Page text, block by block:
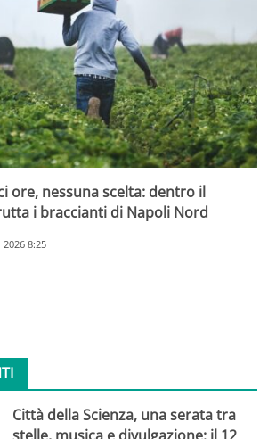
ore, nessuna scelta: dentro il
i braccianti di Napoli Nord
2026 8:25
Città della Scienza, una serata tra
stelle, musica e divulgazione: il 12